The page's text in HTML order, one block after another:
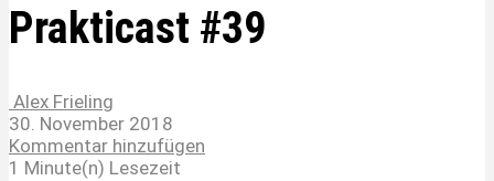
Prakticast #39
Alex Frieling
30. November 2018
Kommentar hinzufügen
1 Minute(n) Lesezeit